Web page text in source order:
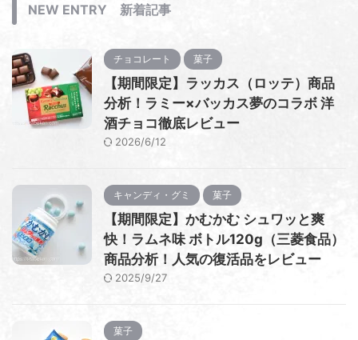
NEW ENTRY 新着記事
チョコレート 菓子
【期間限定】ラッカス（ロッテ）商品
分析！ラミー×バッカス夢のコラボ 洋
酒チョコ徹底レビュー
2026/6/12
キャンディ・グミ 菓子
【期間限定】かむかむ シュワッと爽
快！ラムネ味 ボトル120g（三菱食品）
商品分析！人気の復活品をレビュー
2025/9/27
菓子